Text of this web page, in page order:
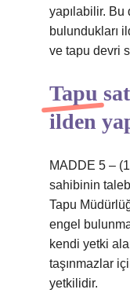
yapılabilir. Bu
bulundukları
ve tapu devri
Tapu
ilden
MADDE 5 –
sahibinin
Tapu
engel
kendi yetki
taşınmazlar
yetkilidir.